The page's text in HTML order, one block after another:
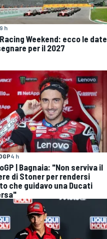
9 h
Weekend: ecco le date
per il 2027
4 h
| Bagnaia: "Non serviva il
di Stoner per rendersi
che guidavo una Ducati